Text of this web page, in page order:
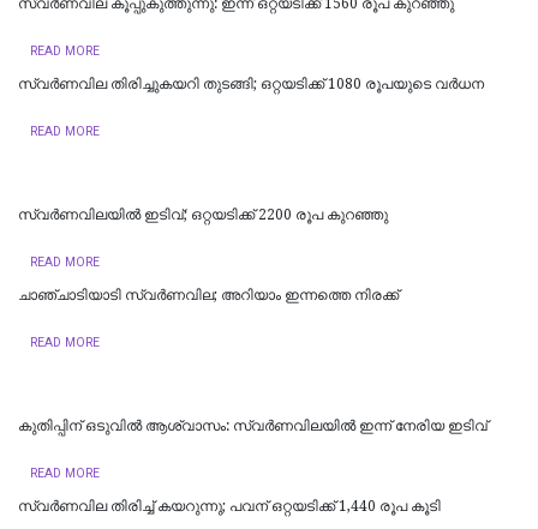
സ്വർണവില കൂപ്പുകുത്തുന്നു: ഇന്ന് ഒറ്റയടിക്ക് 1560 രൂപ കുറഞ്ഞു
READ MORE
സ്വര്‍ണവില തിരിച്ചുകയറി തുടങ്ങി; ഒറ്റയടിക്ക് 1080 രൂപയുടെ വര്‍ധന
READ MORE
സ്വര്‍ണവിലയില്‍ ഇടിവ്; ഒറ്റയടിക്ക് 2200 രൂപ കുറഞ്ഞു
READ MORE
ചാഞ്ചാടിയാടി സ്വർണവില; അറിയാം ഇന്നത്തെ നിരക്ക്
READ MORE
കുതിപ്പിന് ഒടുവില്‍ ആശ്വാസം: സ്വർണവിലയില്‍ ഇന്ന് നേരിയ ഇടിവ്
READ MORE
സ്വര്‍ണവില തിരിച്ച് കയറുന്നു; പവന് ഒറ്റയടിക്ക് 1,440 രൂപ കൂടി